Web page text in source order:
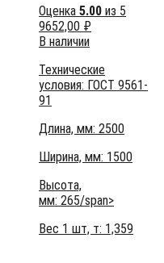
Оценка 5.00 из 5
9652,00 ₽
В наличии
Технические
условия: ГОСТ 9561-
91
Длина, мм: 2500
Ширина, мм: 1500
Высота,
мм: 265/span>
Вес 1 шт, т: 1,359